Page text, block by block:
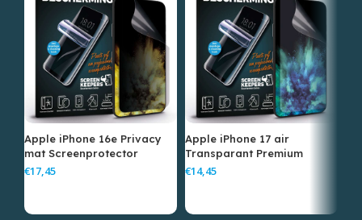
Apple iPhone 16e Privacy
mat Screenprotector
€
Apple iPhone 17 air
Transparant Premium
Screenprotector
€